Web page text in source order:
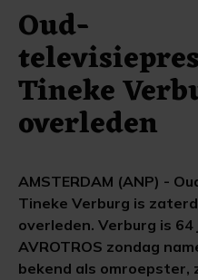
Oud-
Tineke
overleden
AMSTERDAM (ANP) -
Tineke Verburg is
overleden. Verburg is
AVROTROS zondag
bekend als omroepster,